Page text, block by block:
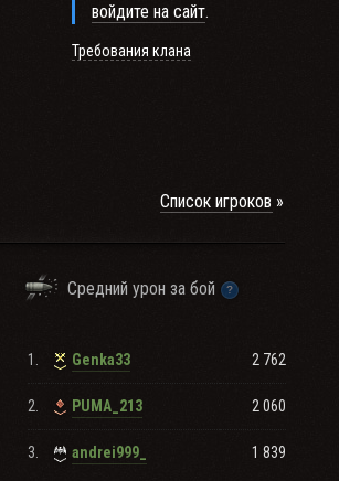
войдите на сайт.
Требования клана
Список игроков
Средний урон за бой
1. Genka33 2 762
2. PUMA_213 2 060
3. andrei999_ 1 839